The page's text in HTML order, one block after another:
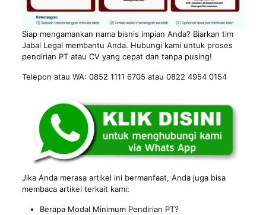
Siap mengamankan nama bisnis impian Anda? Biarkan tim
Jabal Legal membantu Anda. Hubungi kami untuk proses
pendirian PT atau CV yang cepat dan tanpa pusing!
Telepon atau WA: 0852 1111 6705 atau 0822 4954 0154
Jika Anda merasa artikel ini bermanfaat, Anda juga bisa
membaca artikel terkait kami:
Berapa Modal Minimum Pendirian PT?